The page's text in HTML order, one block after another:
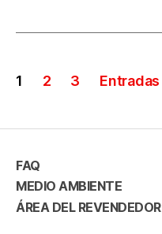
1 2 3 Entradas
FAQ
MEDIO AMBIENTE
ÁREA DEL REVENDEDOR